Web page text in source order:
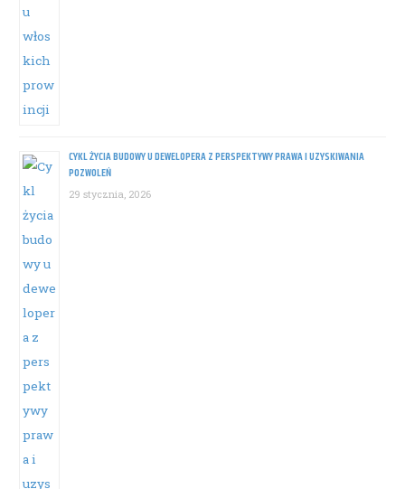
CYKL ŻYCIA BUDOWY U DEWELOPERA Z PERSPEKTYWY PRAWA I UZYSKIWANIA
POZWOLEŃ
29 stycznia, 2026